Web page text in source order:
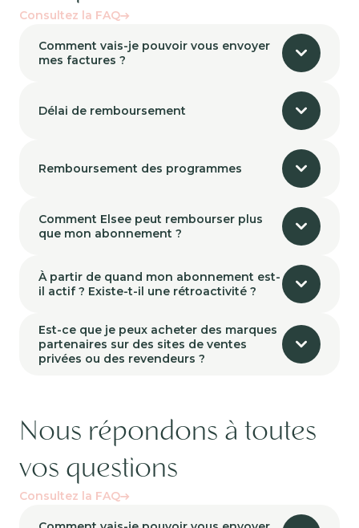
Consultez la FAQ
Comment vais-je pouvoir vous envoyer
mes factures ?
Délai de remboursement
Remboursement des programmes
Comment Elsee peut rembourser plus
que mon abonnement ?
À partir de quand mon abonnement est-
il actif ? Existe-t-il une rétroactivité ?
Est-ce que je peux acheter des marques
partenaires sur des sites de ventes
privées ou des revendeurs ?
Nous répondons à toutes
vos questions
Consultez la FAQ